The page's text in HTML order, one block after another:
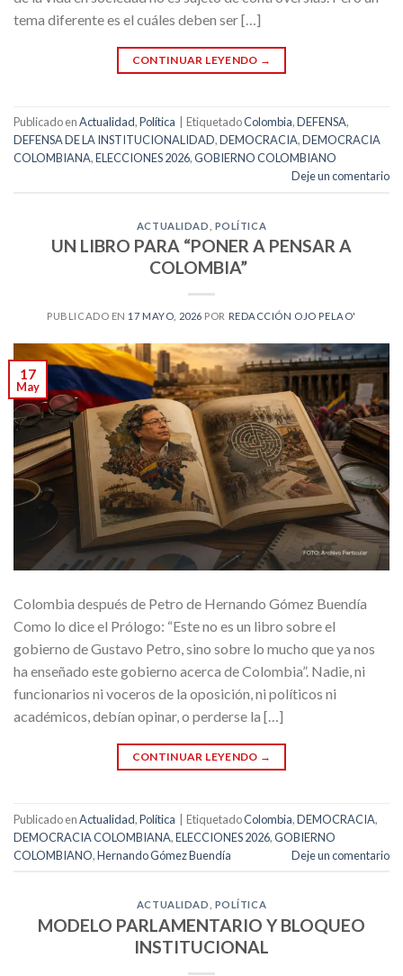
tema diferente es el cuáles deben ser […]
CONTINUAR LEYENDO →
Publicado enActualidad,Política EtiquetadoColombia,DEFENSA,
DEFENSA DE LA INSTITUCIONALIDAD,DEMOCRACIA,DEMOCRACIA
COLOMBIANA,ELECCIONES 2026,GOBIERNO COLOMBIANO
Deje un comentario
ACTUALIDAD POLÍTICA
UN LIBRO PARA “PONER A PENSAR A
COLOMBIA”
PUBLICADO EN 17 MAYO, 2026 POR REDACCIÓN OJO PELAO'
17
May
Colombia después de Petro de Hernando Gómez Buendía
Como lo dice el Prólogo: “Este no es un libro sobre el
gobierno de Gustavo Petro, sino sobre lo mucho que ya nos
ha enseñado este gobierno acerca de Colombia”. Nadie, ni
funcionarios ni voceros de la oposición, ni políticos ni
académicos, debían opinar, o perderse la […]
CONTINUAR LEYENDO →
Publicado enActualidad,Política EtiquetadoColombia,DEMOCRACIA,
DEMOCRACIA COLOMBIANA,ELECCIONES 2026,GOBIERNO
COLOMBIANO,Hernando Gómez Buendía Deje un comentario
ACTUALIDAD POLÍTICA
MODELO PARLAMENTARIO Y BLOQUEO
INSTITUCIONAL